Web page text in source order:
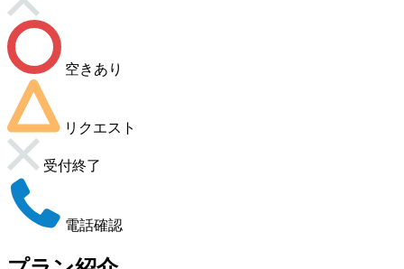
空きあり
リクエスト
受付終了
電話確認